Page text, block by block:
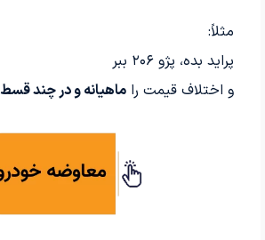
مثلاً:
پراید بده، پژو ۲۰۶ ببر
و اختلاف قیمت را ماهیانه و در چند قسط